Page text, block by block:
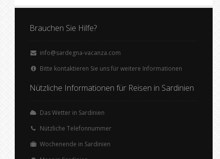
Brauchen Sie Hilfe?
info@sardegna-vacanza.com
Bitte kontaktieren Sie uns für weitere Informationen
Nützliche Informationen für Reisen in Sardinien
Das Wetter in Sardinien
Nützliche Telefonnummer
Wochenende in Sardinien